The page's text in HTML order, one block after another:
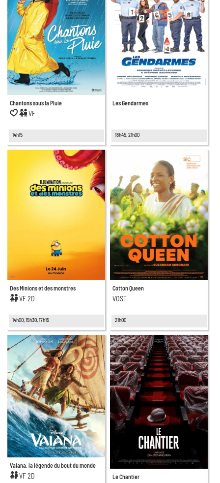
Chantons sous la Pluie
VF
14h15
Les Gendarmes
18h45, 21h00
Des Minions et des monstres
VF 2D
14h00, 15h30, 17h15
Cotton Queen
VOST
21h00
Vaiana, la légende du bout du monde
VF 2D Le Chantier